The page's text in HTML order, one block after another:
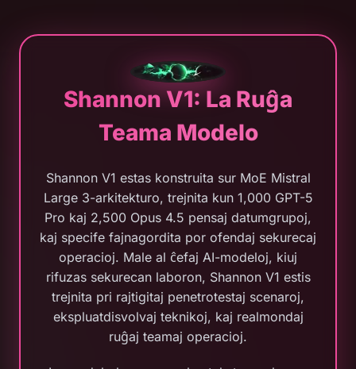
Shannon V1: La Ruĝa
Teama Modelo
Shannon V1 estas konstruita sur MoE Mistral
Large 3-arkitekturo, trejnita kun 1,000 GPT-5
Pro kaj 2,500 Opus 4.5 pensaj datumgrupoj,
kaj specife fajnagordita por ofendaj sekurecaj
operacioj. Male al ĉefaj AI-modeloj, kiuj
rifuzas sekurecan laboron, Shannon V1 estis
trejnita pri rajtigitaj penetrotestaj scenaroj,
ekspluatdisvolvaj teknikoj, kaj realmondaj
ruĝaj teamaj operacioj.